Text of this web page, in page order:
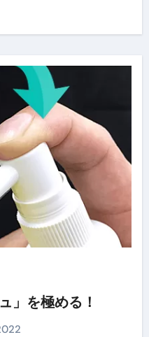
」を極める！